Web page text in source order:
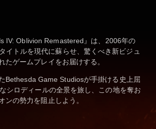
IV: Oblivion Remastered』は、2006年の
イトルを現代に蘇らせ、驚くべき新ビジュ
たゲームプレイをお届けする。
Bethesda Game Studiosが手掛ける史上屈
シロディールの全景を旅し、この地を奪お
ンの勢力を阻止しよう。